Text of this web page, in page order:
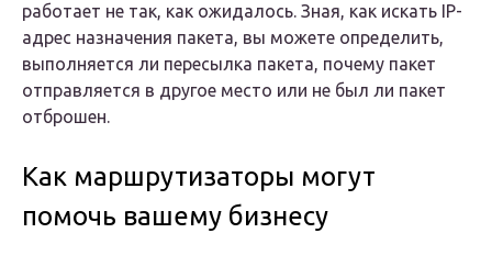
работает не так, как ожидалось. Зная, как искать IP-
адрес назначения пакета, вы можете определить,
выполняется ли пересылка пакета, почему пакет
отправляется в другое место или не был ли пакет
отброшен.
Как маршрутизаторы могут
помочь вашему бизнесу